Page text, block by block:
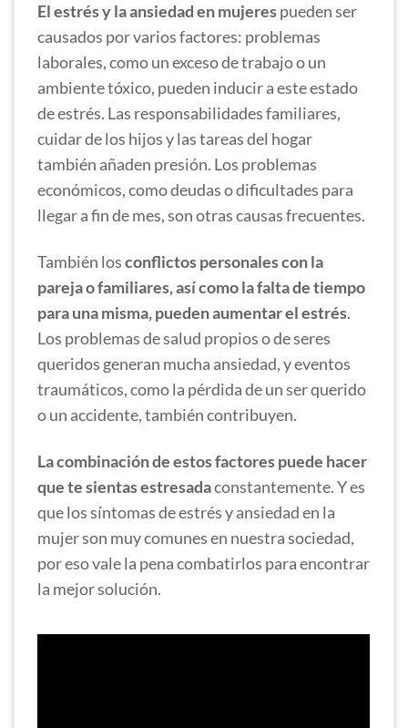
El estrés y la ansiedad en mujerespueden ser
causados por varios factores: problemas
laborales, como un exceso de trabajo o un
ambiente tóxico, pueden inducir a este estado
de estrés. Las responsabilidades familiares,
cuidar de los hijos y las tareas del hogar
también añaden presión. Los problemas
económicos, como deudas o dificultades para
llegar a fin de mes, son otras causas frecuentes.
También losconflictos personales con la
pareja o familiares, así como la falta de tiempo
para una misma, pueden aumentar el estrés.
Los problemas de salud propios o de seres
queridos generan mucha ansiedad, y eventos
traumáticos, como la pérdida de un ser querido
o un accidente, también contribuyen.
La combinación de estos factores puede hacer
que te sientas estresadaconstantemente. Y es
que los síntomas de estrés y ansiedad en la
mujer son muy comunes en nuestra sociedad,
por eso vale la pena combatirlos para encontrar
la mejor solución.